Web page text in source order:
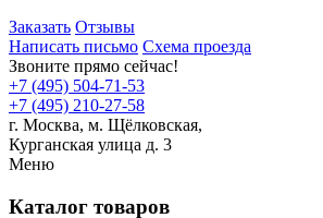
Заказать Отзывы
Написать письмо Схема проезда
Звоните прямо сейчас!
+7 (495) 504-71-53
+7 (495) 210-27-58
г. Москва, м. Щёлковская,
Курганская улица д. 3
Меню
Каталог товаров